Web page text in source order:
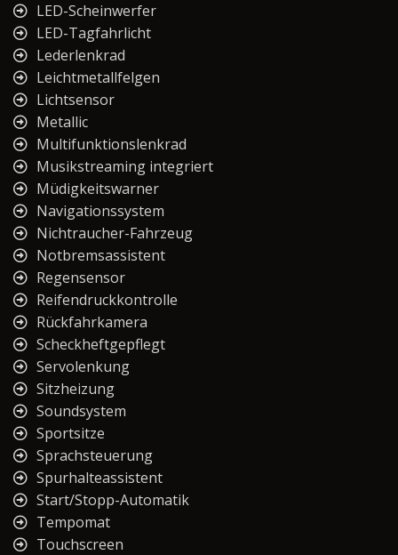
LED-Scheinwerfer
LED-Tagfahrlicht
Lederlenkrad
Leichtmetallfelgen
Lichtsensor
Metallic
Multifunktionslenkrad
Musikstreaming integriert
Müdigkeitswarner
Navigationssystem
Nichtraucher-Fahrzeug
Notbremsassistent
Regensensor
Reifendruckkontrolle
Rückfahrkamera
Scheckheftgepflegt
Servolenkung
Sitzheizung
Soundsystem
Sportsitze
Sprachsteuerung
Spurhalteassistent
Start/Stopp-Automatik
Tempomat
Touchscreen